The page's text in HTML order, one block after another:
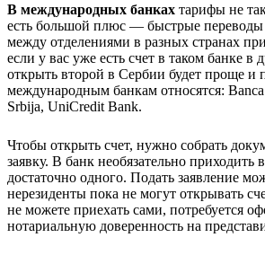
В международных банках тарифы не
есть большой плюс — быстрые переводы
между отделениями в разных странах
если у вас уже есть счет в таком банке в
открыть второй в Сербии будет проще и
международным банкам относятся:
Srbija, UniCredit Bank.
Чтобы открыть счет, нужно собрать
заявку. В банк необязательно приходить
достаточно одного. Подать заявление
нерезиденты пока не могут открывать
не можете приехать сами, потребуется
нотариальную доверенность на